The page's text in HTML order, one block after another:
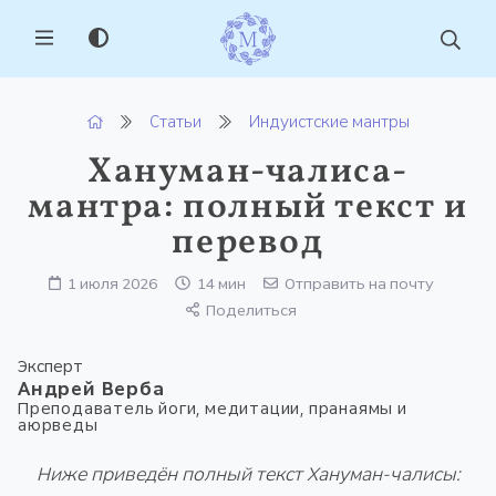
MENU
Статьи Индуистские мантры
Хануман-чалиса-
мантра: полный текст и
перевод
1 июля 2026 14 мин
Отправить на почту
Поделиться
Эксперт
Андрей Верба
Преподаватель йоги, медитации, пранаямы и
аюрведы
Ниже приведён полный текст Хануман-чалисы: